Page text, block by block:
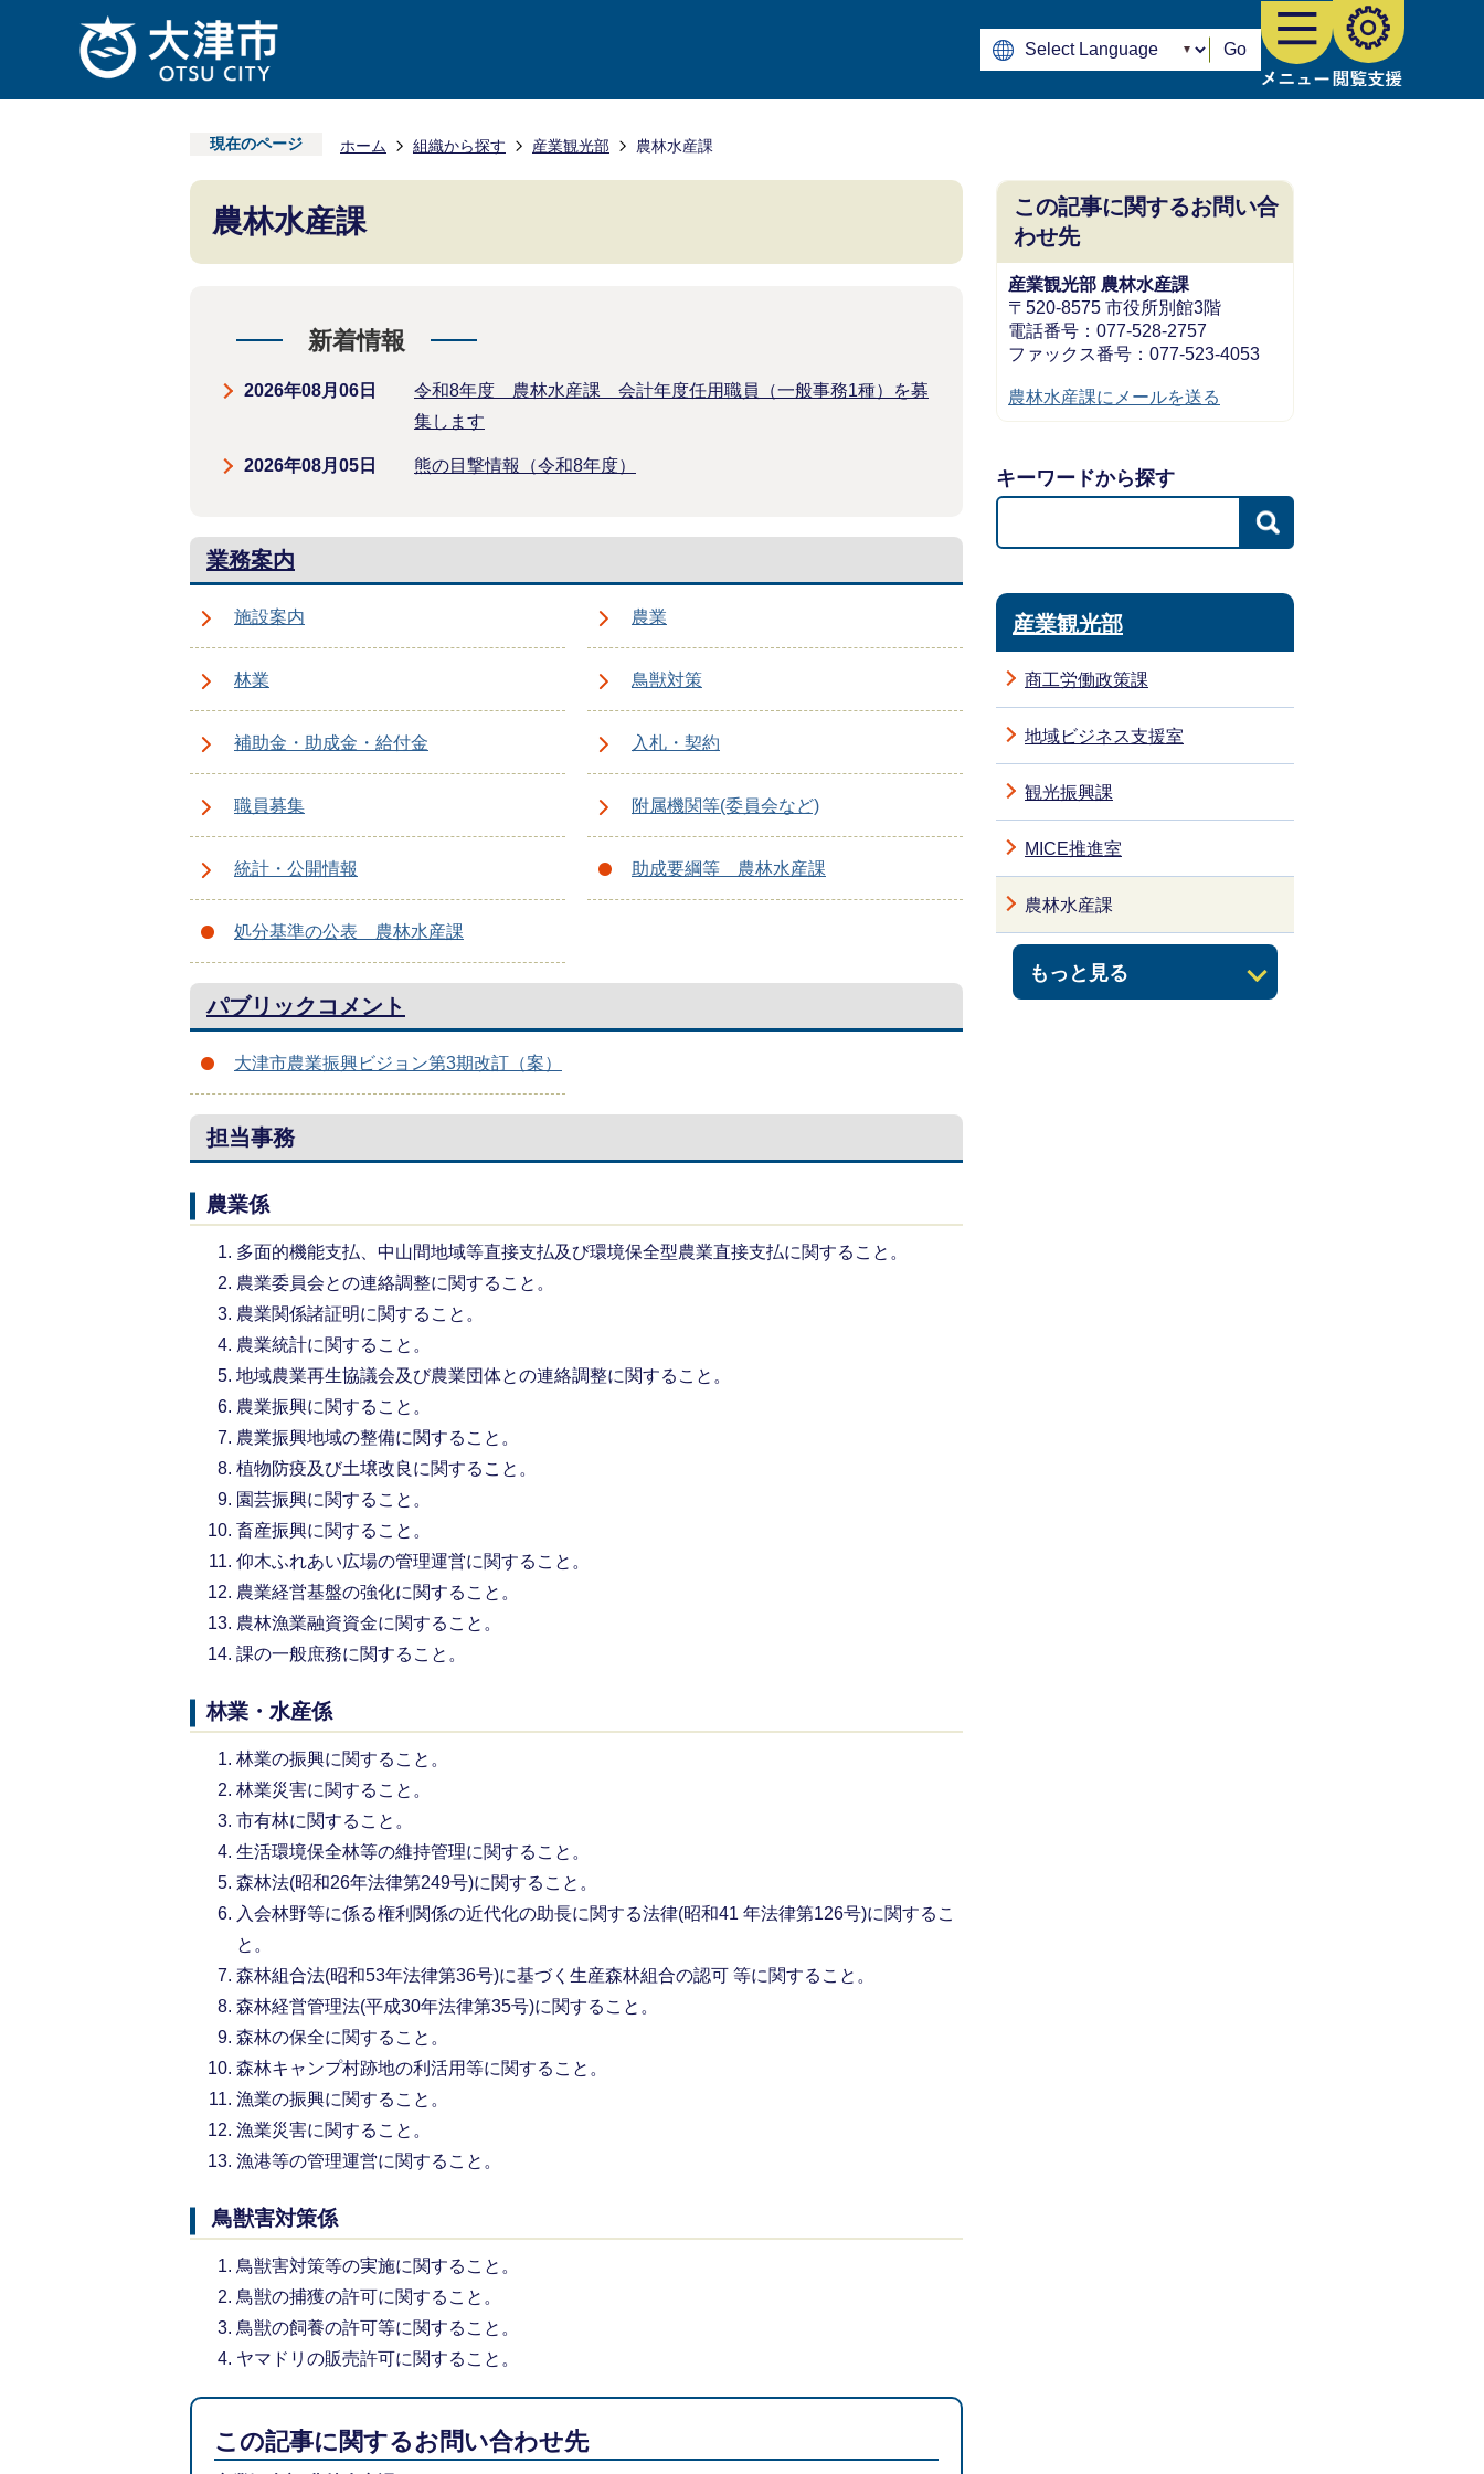
Go
現在のページ ホーム 組織から探す 産業観光部 農林水産課
農林水産課
新着情報
2026年08月06日
令和8年度 農林水産課 会計年度任用職員（一般事務1種）を募
集します
2026年08月05日 熊の目撃情報（令和8年度）
業務案内
施設案内 農業
林業 鳥獣対策
補助金・助成金・給付金 入札・契約
職員募集 附属機関等(委員会など)
統計・公開情報 助成要綱等 農林水産課
処分基準の公表 農林水産課
パブリックコメント
大津市農業振興ビジョン第3期改訂（案）
担当事務
農業係
多面的機能支払、中山間地域等直接支払及び環境保全型農業直接支払に関すること。
農業委員会との連絡調整に関すること。
農業関係諸証明に関すること。
農業統計に関すること。
地域農業再生協議会及び農業団体との連絡調整に関すること。
農業振興に関すること。
農業振興地域の整備に関すること。
植物防疫及び土壌改良に関すること。
園芸振興に関すること。
畜産振興に関すること。
仰木ふれあい広場の管理運営に関すること。
農業経営基盤の強化に関すること。
農林漁業融資資金に関すること。
課の一般庶務に関すること。
林業・水産係
林業の振興に関すること。
林業災害に関すること。
市有林に関すること。
生活環境保全林等の維持管理に関すること。
森林法(昭和26年法律第249号)に関すること。
入会林野等に係る権利関係の近代化の助長に関する法律(昭和41 年法律第126号)に関するこ
と。
森林組合法(昭和53年法律第36号)に基づく生産森林組合の認可 等に関すること。
森林経営管理法(平成30年法律第35号)に関すること。
森林の保全に関すること。
森林キャンプ村跡地の利活用等に関すること。
漁業の振興に関すること。
漁業災害に関すること。
漁港等の管理運営に関すること。
鳥獣害対策係
鳥獣害対策等の実施に関すること。
鳥獣の捕獲の許可に関すること。
鳥獣の飼養の許可等に関すること。
ヤマドリの販売許可に関すること。
この記事に関するお問い合わせ先
この記事に関するお問い合
わせ先
産業観光部 農林水産課
〒520-8575 市役所別館3階
電話番号：077-528-2757
ファックス番号：077-523-4053
農林水産課にメールを送る
キーワードから探す
産業観光部
商工労働政策課
地域ビジネス支援室
観光振興課
もっと見る
MICE推進室
農林水産課